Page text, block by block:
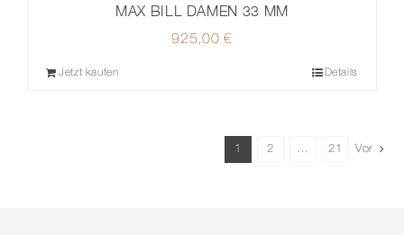
MAX BILL DAMEN 33 MM
925,00 €
Jetzt kaufen Details
1 2 … 21 Vor